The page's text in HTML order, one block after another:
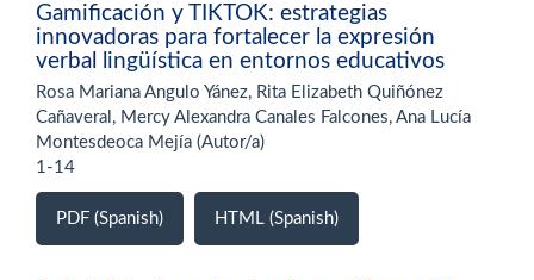
Gamificación y TIKTOK: estrategias
innovadoras para fortalecer la expresión
verbal lingüística en entornos educativos
Rosa Mariana Angulo Yánez, Rita Elizabeth Quiñónez
Cañaveral, Mercy Alexandra Canales Falcones, Ana Lucía
Montesdeoca Mejía (Autor/a)
1-14
PDF (Spanish) HTML (Spanish)